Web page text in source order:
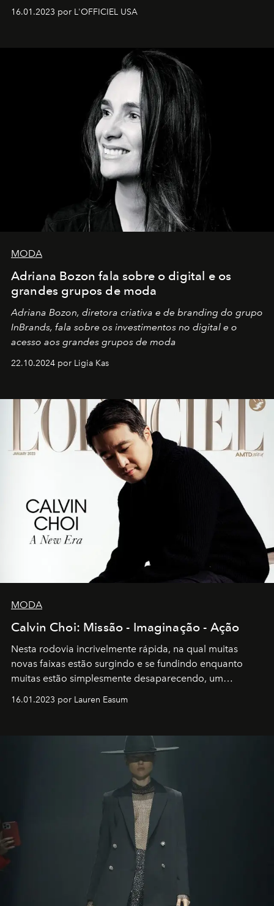
16.01.2023 por L'OFFICIEL USA
MODA
Adriana Bozon fala sobre o digital e os
grandes grupos de moda
Adriana Bozon, diretora criativa e de branding do grupo
InBrands, fala sobre os investimentos no digital e o
acesso aos grandes grupos de moda
22.10.2024 por Ligia Kas
MODA
Calvin Choi: Missão - Imaginação - Ação
Nesta rodovia incrivelmente rápida, na qual muitas
novas faixas estão surgindo e se fundindo enquanto
muitas estão simplesmente desaparecendo, um
transportador AMTD abrindo caminho para muitos
por propósitos, com um claro senso de missão na vida e
16.01.2023 por Lauren Easum